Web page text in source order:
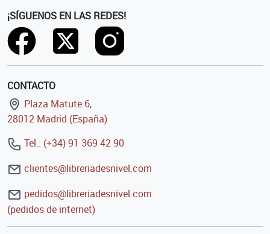
¡SÍGUENOS EN LAS REDES!
CONTACTO
Plaza Matute 6,
28012 Madrid (España)
Tel.: (+34) 91 369 42 90
clientes@libreriadesnivel.com
pedidos@libreriadesnivel.com
(pedidos de internet)